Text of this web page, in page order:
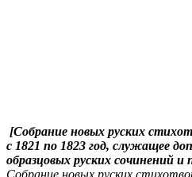
[Собрание новых руских
с 1821 по 1823 год, служащее
образцовых руских сочинений и
Собрание новых руских